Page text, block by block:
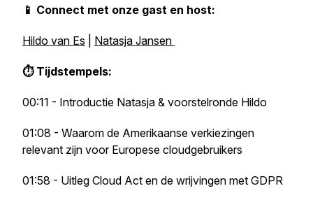
📱 Connect met onze gast en host:
Hildo van Es Natasja Jansen
⏱ Tijdstempels:
00:11 - Introductie Natasja & voorstelronde Hildo
01:08 - Waarom de Amerikaanse verkiezingen
relevant zijn voor Europese cloudgebruikers
01:58 - Uitleg Cloud Act en de wrijvingen met GDPR